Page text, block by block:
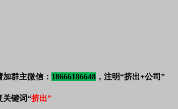
群主微信： 18666186648 ，注明“挤出+公司”
关键词“挤出”